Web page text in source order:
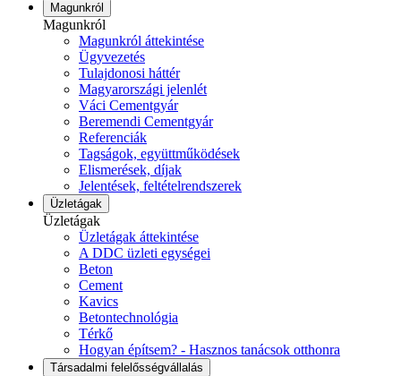
Magunkról
Magunkról
Magunkról áttekintése
Ügyvezetés
Tulajdonosi háttér
Magyarországi jelenlét
Váci Cementgyár
Beremendi Cementgyár
Referenciák
Tagságok, együttműködések
Elismerések, díjak
Jelentések, feltételrendszerek
Üzletágak
Üzletágak
Üzletágak áttekintése
A DDC üzleti egységei
Beton
Cement
Kavics
Betontechnológia
Térkő
Hogyan építsem? - Hasznos tanácsok otthonra
Társadalmi felelősségvállalás